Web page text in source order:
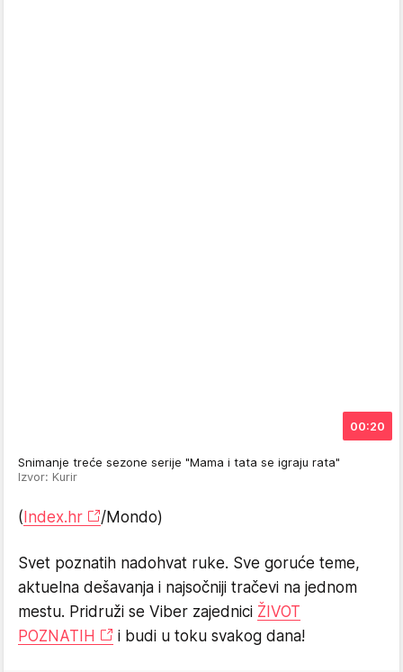
00:20
Snimanje treće sezone serije "Mama i tata se igraju rata"
Izvor: Kurir
( Index.hr /Mondo)
Svet poznatih nadohvat ruke. Sve goruće teme,
aktuelna dešavanja i najsočniji tračevi na jednom
mestu. Pridruži se Viber zajednici ŽIVOT
POZNATIH
i budi u toku svakog dana!